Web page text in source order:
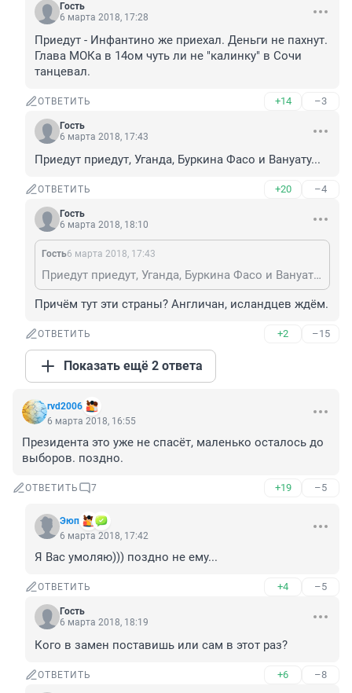
Гость
6 марта 2018, 17:28
Приедут - Инфантино же приехал. Деньги не пахнут.
Глава МОКа в 14ом чуть ли не "калинку" в Сочи
танцевал.
ОТВЕТИТЬ +14 –3
Гость
6 марта 2018, 17:43
Приедут приедут, Уганда, Буркина Фасо и Вануату...
ОТВЕТИТЬ +20 –4
Гость
6 марта 2018, 18:10
Гость6 марта 2018, 17:43
Приедут приедут, Уганда, Буркина Фасо и Вануату...
Причём тут эти страны? Англичан, исландцев ждём.
ОТВЕТИТЬ +2 –15
Показать ещё 2 ответа
rvd2006
6 марта 2018, 16:55
Президента это уже не спасёт, маленько осталось до
выборов. поздно.
ОТВЕТИТЬ 7 +19 –5
Эюп
6 марта 2018, 17:42
Я Вас умоляю))) поздно не ему...
ОТВЕТИТЬ +4 –5
Гость
6 марта 2018, 18:19
Кого в замен поставишь или сам в этот раз?
ОТВЕТИТЬ +6 –8